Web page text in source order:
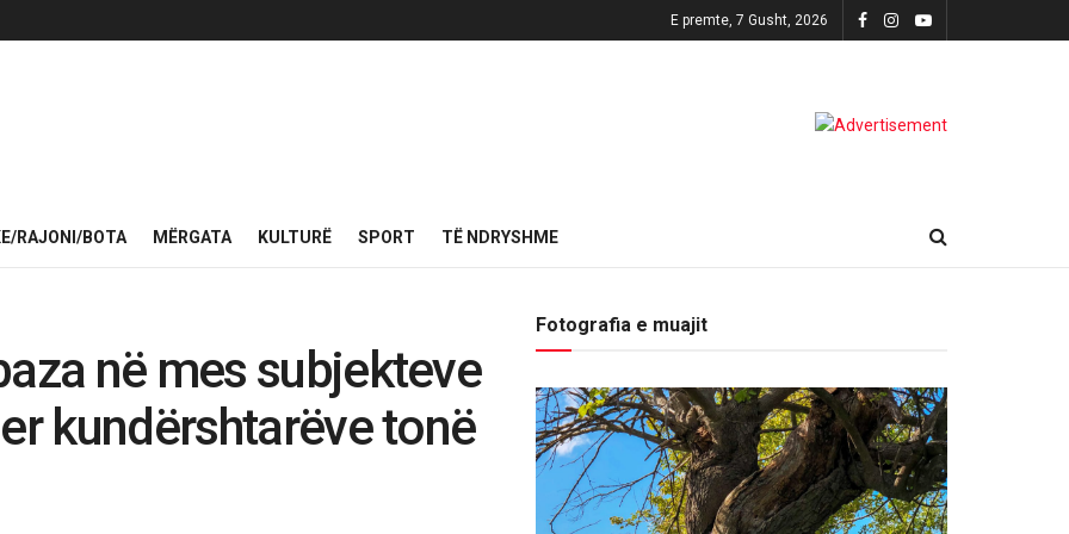
E premte, 7 Gusht, 2026
RAJONI/BOTA MËRGATA KULTURË SPORT TË NDRYSHME
në mes subjekteve
kundërshtarëve tonë
Fotografia e muajit